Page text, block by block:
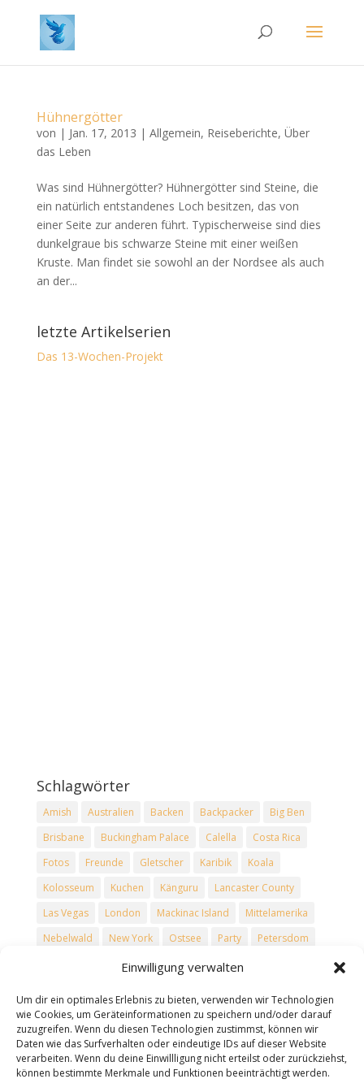
Einwilligung verwalten
Um dir ein optimales Erlebnis zu bieten, verwenden wir Technologien
wie Cookies, um Geräteinformationen zu speichern und/oder darauf
zuzugreifen. Wenn du diesen Technologien zustimmst, können wir
Daten wie das Surfverhalten oder eindeutige IDs auf dieser Website
verarbeiten. Wenn du deine Einwillligung nicht erteilst oder zurückziehst,
können bestimmte Merkmale und Funktionen beeinträchtigt werden.
Hühnergötter
von | Jan. 17, 2013 | Allgemein, Reiseberichte, Über
das Leben
Was sind Hühnergötter? Hühnergötter sind Steine, die
ein natürlich entstandenes Loch besitzen, das von
einer Seite zur anderen führt. Typischerweise sind dies
dunkelgraue bis schwarze Steine mit einer weißen
Kruste. Man findet sie sowohl an der Nordsee als auch
an der...
letzte Artikelserien
Das 13-Wochen-Projekt
Schlagwörter
Amish Australien Backen Backpacker
Big Ben
Brisbane
Buckingham Palace Calella
Costa Rica
Fotos
Freunde Gletscher Karibik
Koala
Kolosseum
Kuchen Känguru
Lancaster County
Las Vegas
London Mackinac Island
Mittelamerika
Nebelwald
New York Ostsee Party
Petersdom
Regenwald Reise Reisen
Spanien
Tower Bridge Trevi-Brunnen
Urlaub
USA
Vatikan Vulkane Washington D.C. Winter